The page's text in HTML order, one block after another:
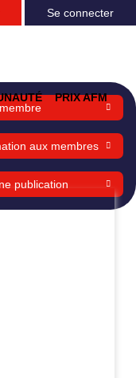
Se connecter
PRIX AFM
aux membres
publication